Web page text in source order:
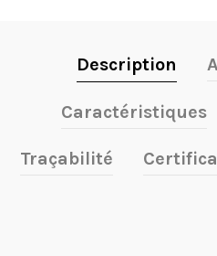
Description
Caractéristiques
Traçabilité